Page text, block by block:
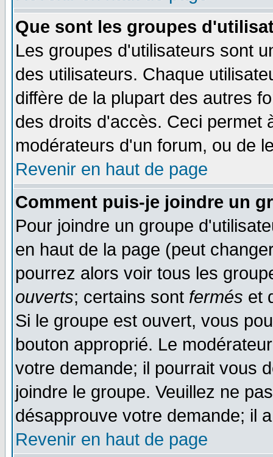
Que sont les groupes
Les groupes d'utilisateurs sont
des utilisateurs. Chaque
diffère de la plupart des autres
des droits d'accès. Ceci permet
modérateurs d'un forum, ou de
Revenir en haut de page
Comment puis-je joindre un
Pour joindre un groupe
en haut de la page (peut
pourrez alors voir tous les
ouverts; certains sont fermés et
Si le groupe est ouvert, vous
bouton approprié. Le
votre demande; il pourrait vous
joindre le groupe. Veuillez ne
désapprouve votre demande; il
Revenir en haut de page